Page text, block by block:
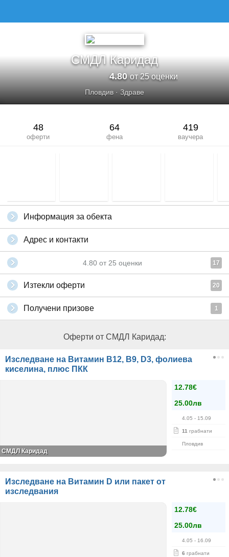
СМДЛ Каридад
4.80от 25 оценки
Пловдив· Здраве
48
оферти
64
фена
419
ваучера
Информация за обекта
Адрес и контакти
4.80 от 25 оценки 17
Изтекли оферти 20
Получени призове 1
Оферти от СМДЛ Каридад:
Изследване на Витамин В12, В9, D3, фолиева
киселина, плюс ПКК
12.78€
25.00лв
4.05 - 15.09
11 грабнати
Пловдив
СМДЛ Каридад
Изследване на Витамин D или пакет от
изследвания
12.78€
25.00лв
4.05 - 16.09
6 грабнати